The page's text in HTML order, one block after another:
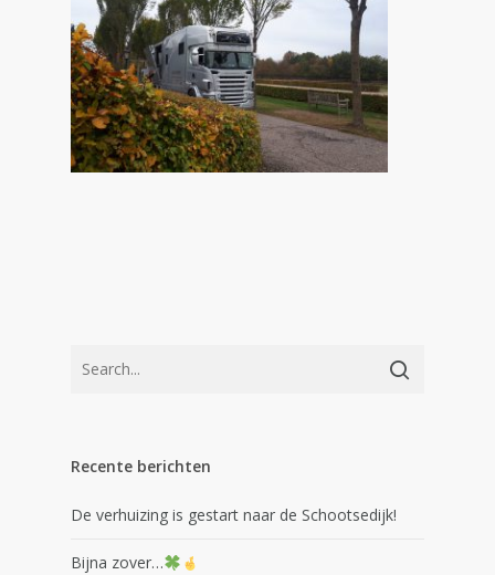
Recente berichten
De verhuizing is gestart naar de Schootsedijk!
Bijna zover…